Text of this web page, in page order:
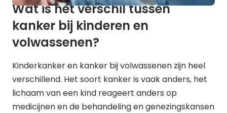
Wat is het verschil tussen
kanker bij kinderen en
volwassenen?
Kinderkanker en kanker bij volwassenen zijn heel
verschillend. Het soort kanker is vaak anders, het
lichaam van een kind reageert anders op
medicijnen en de behandeling en genezingskansen